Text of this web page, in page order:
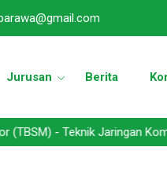
Jurusan Berita
Teknik Jaringan